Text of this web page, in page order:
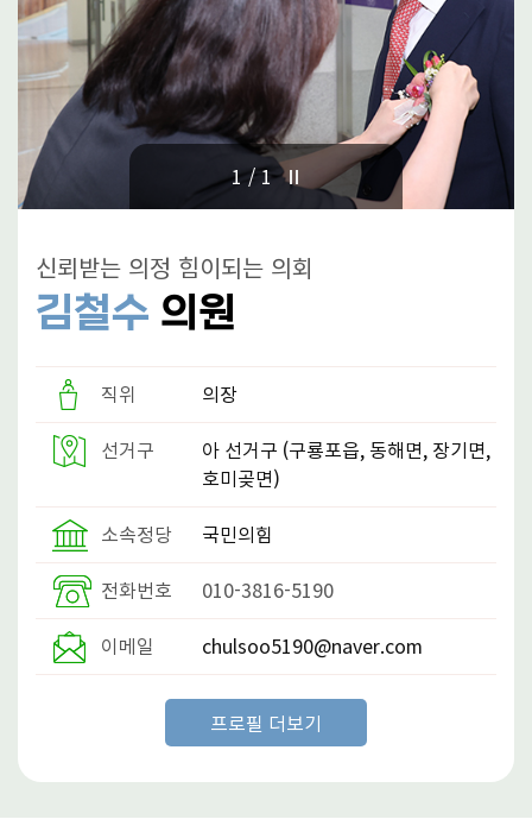
의
정
활
의
활
사
진
1/1
신뢰받는 의정 힘이되는 의회
김철수 의원
직위
의장
선거구
아 선거구 (구룡포읍, 동해면, 장기면,
호미곶면)
소속정당
국민의힘
전화번호
010-3816-5190
이메일
chulsoo5190@naver.com
프로필 더보기